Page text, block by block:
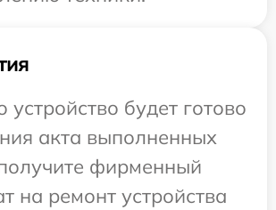
устройство будет готово
акта выполненных
фирменный
на ремонт устройства